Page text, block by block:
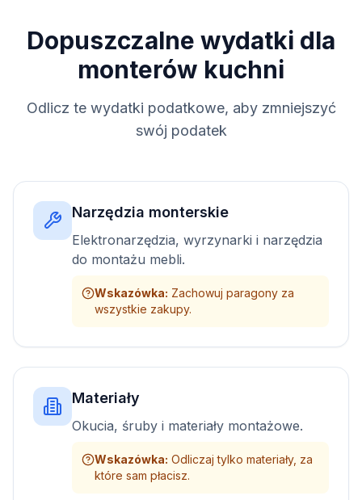
Dopuszczalne wydatki dla
monterów kuchni
Odlicz te wydatki podatkowe, aby zmniejszyć
swój podatek
Narzędzia monterskie
Elektronarzędzia, wyrzynarki i narzędzia
do montażu mebli.
Wskazówka: Zachowuj paragony za
wszystkie zakupy.
Materiały
Okucia, śruby i materiały montażowe.
Wskazówka: Odliczaj tylko materiały, za
które sam płacisz.